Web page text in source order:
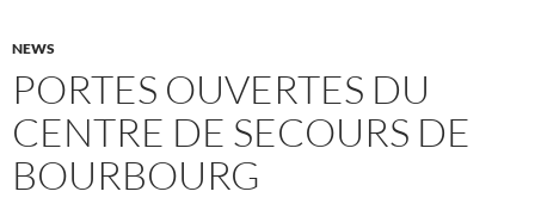
NEWS
PORTES OUVERTES DU
CENTRE DE SECOURS DE
BOURBOURG